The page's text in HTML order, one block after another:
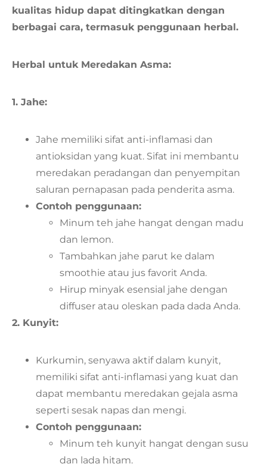
kualitas hidup dapat ditingkatkan dengan
berbagai cara, termasuk penggunaan herbal.
Herbal untuk Meredakan Asma:
1. Jahe:
Jahe memiliki sifat anti-inflamasi dan
antioksidan yang kuat. Sifat ini membantu
meredakan peradangan dan penyempitan
saluran pernapasan pada penderita asma.
Contoh penggunaan:
Minum teh jahe hangat dengan madu
dan lemon.
Tambahkan jahe parut ke dalam
smoothie atau jus favorit Anda.
Hirup minyak esensial jahe dengan
diffuser atau oleskan pada dada Anda.
2. Kunyit:
Kurkumin, senyawa aktif dalam kunyit,
memiliki sifat anti-inflamasi yang kuat dan
dapat membantu meredakan gejala asma
seperti sesak napas dan mengi.
Contoh penggunaan:
Minum teh kunyit hangat dengan susu
dan lada hitam.